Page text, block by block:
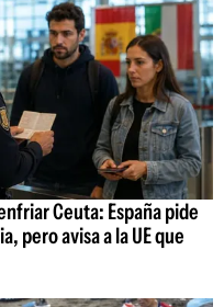
Ceuta: España pide
pero avisa a la UE que